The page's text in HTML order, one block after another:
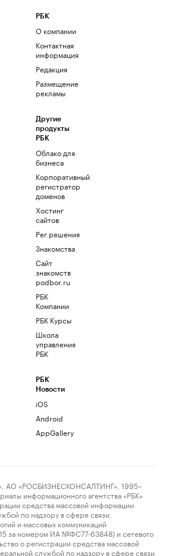
РБК
О компании
Контактная
информация
Редакция
Размещение
рекламы
Другие
продукты
РБК
Облако для
бизнеса
Корпоративный
регистратор
доменов
Хостинг
сайтов
Рег.решения
Знакомства
Сайт
знакомств
podbor.ru
РБК
Компании
РБК Курсы
Школа
управления
РБК
РБК
Новости
iOS
Android
AppGallery
«РОСБИЗНЕСКОНСАЛТИНГ», 1995–
информационного агентства «РБК»
средства массовой информации
по надзору в сфере связи,
и массовых коммуникаций
за номером ИА №ФС77-63848) и сетевого
о регистрации средства массовой
службой по надзору в сфере связи,